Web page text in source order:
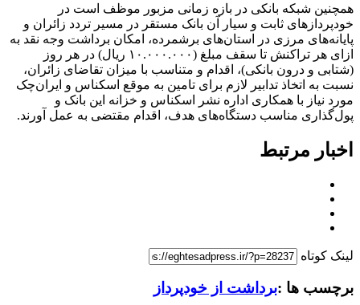
همچنین شبکه بانکی در بازه زمانی مزبور موظف است در
خودپرداز‌های ثابت و سیار آن بانک مستقر در مسیر تردد زائران و
پایانه‌های مرزی در استان‌های برشمرده، امکان برداشت وجه نقد به
ازای هر تراکنش تا سقف مبلغ (۱۰.۰۰۰.۰۰۰ ریال) در هر روز
(شتابی و درون بانکی)، اقدام و متناسب با میزان تقاضای زائران،
نسبت به اتخاذ تدابیر لازم برای تامین به موقع اسکناس و ایران‌چک
مورد نیاز با همکاری اداره نشر اسکناس و خزانه این بانک و
پول‌گذاری مناسب دستگاه‌های هدف، اقدام مقتضی به عمل آورند.
اخبار مرتبط
لینک کوتاه
برچسب ها :برداشت از خودپرداز